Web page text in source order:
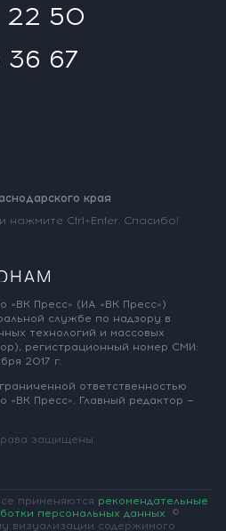
22 50
36 67
края
Ctrl+Enter. Спасибо!
«ВК Пресс» (ИА «ВК Пресс»)
службе по надзору в
технологий и массовых
регистрационный номер СМИ:
2017 г.
ответственностью
«ВК Пресс». Главный редактор —
защищены
применяются рекомендательные
персональных данных. ©
визуализации содержимого